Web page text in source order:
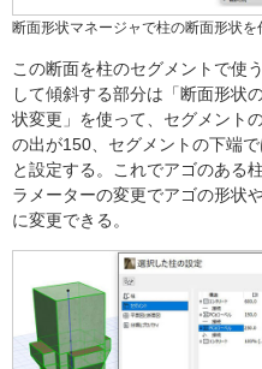
断面形状マネージャで柱の断面形状を
この断面を柱のセグメントで使
して傾斜する部分は「断面形状
状変更」を使って、セグメント
の出が150、セグメントの下端
と設定する。これでアゴのある
ラメーターの変更でアゴの形状
に変更できる。